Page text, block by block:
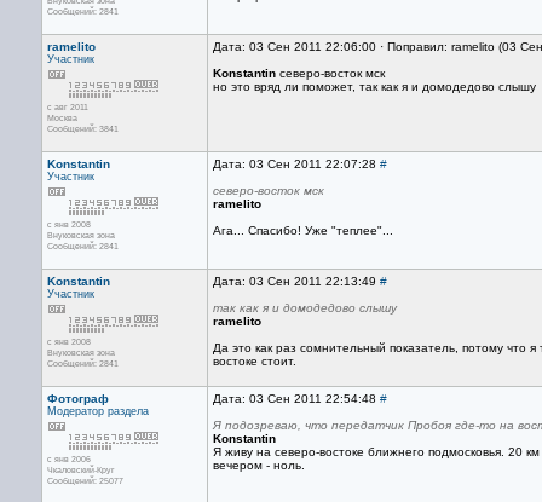
Сообщений: 2841
ramelito
Участник
с авг 2011
Москва
Сообщений: 3841
Дата: 03 Сен 2011 22:06:00 · Поправил: ramelito (03
Konstantin северо-восток мск
но это вряд ли поможет, так как я и домодедово слышу
Konstantin
Участник
с янв 2008
Внуковская зона
Сообщений: 2841
Дата: 03 Сен 2011 22:07:28 #
северо-восток мск
ramelito
Ага... Спасибо! Уже "теплее"...
Konstantin
Участник
с янв 2008
Внуковская зона
Сообщений: 2841
Дата: 03 Сен 2011 22:13:49 #
так как я и домодедово слышу
ramelito
Да это как раз сомнительный показатель, потому
востоке стоит.
Фотограф
Модератор раздела
с янв 2006
Чкаловский-Круг
Сообщений: 25077
Дата: 03 Сен 2011 22:54:48 #
Я подозреваю, что передатчик Пробоя где-то на
Konstantin
Я живу на северо-востоке ближнего подмосковья.
вечером - ноль.